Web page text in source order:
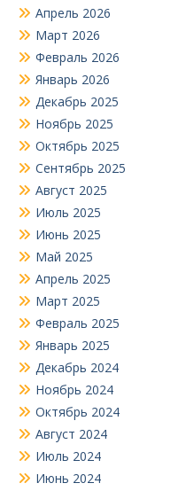
Апрель 2026
Март 2026
Февраль 2026
Январь 2026
Декабрь 2025
Ноябрь 2025
Октябрь 2025
Сентябрь 2025
Август 2025
Июль 2025
Июнь 2025
Май 2025
Апрель 2025
Март 2025
Февраль 2025
Январь 2025
Декабрь 2024
Ноябрь 2024
Октябрь 2024
Август 2024
Июль 2024
Июнь 2024